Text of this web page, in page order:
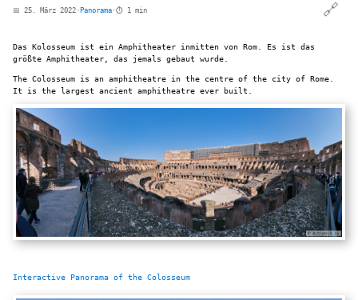
📅 25. März 2022 · Panorama ·⏱️ 1 min 🔗
Das Kolosseum ist ein Amphitheater inmitten von Rom. Es ist das
größte Amphitheater, das jemals gebaut wurde.
The Colosseum is an amphitheatre in the centre of the city of Rome.
It is the largest ancient amphitheatre ever built.
Interactive Panorama of the Colosseum